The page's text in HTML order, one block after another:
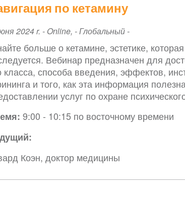
по кетамину
2024 r. - Online, - Глобальный -
больше о кетамине, эстетике,
Вебинар предназначен для
класса, способа введения, эффектов,
и того, как эта информация
услуг по охране
9:00 - 10:15 по восточному времени
Коэн, доктор медицины